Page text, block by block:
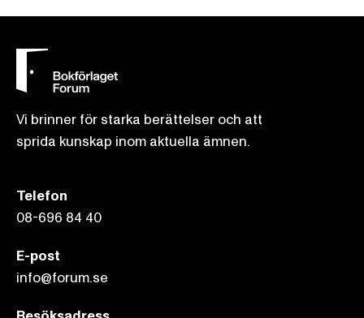
Vi brinner för starka berättelser och att
sprida kunskap inom aktuella ämnen.
Telefon
08-696 84 40
E-post
info@forum.se